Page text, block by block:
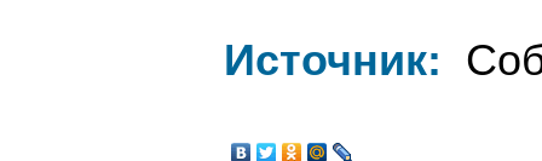
Источник: